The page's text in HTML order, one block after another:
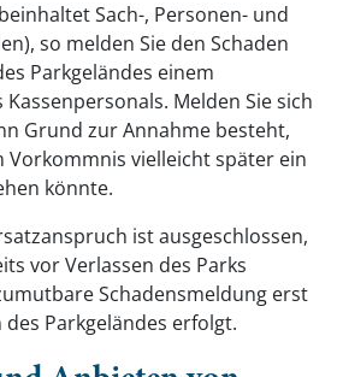
Sach-, Personen- und
so melden Sie den Schaden
Parkgeländes einem
Melden Sie sich
Grund zur Annahme besteht,
Vorkommnis vielleicht später ein
könnte.
ist ausgeschlossen,
vor Verlassen des Parks
Schadensmeldung erst
des Parkgeländes erfolgt.